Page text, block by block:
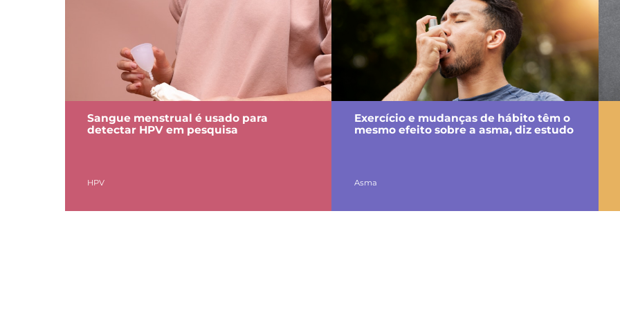
Sangue menstrual é usado para
detectar HPV em pesquisa
HPV
Exercício e mudanças de hábito têm o
mesmo efeito sobre a asma, diz estudo
Asma